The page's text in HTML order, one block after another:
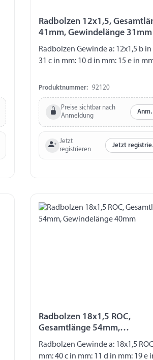
Radbolzen 12x1,5,
41mm, Gewindelänge 31mm
Radbolzen Gewinde a: 12x1,5 b
31 c in mm: 10 d in mm: 15 e in
Produktnummer: 92120
Preise sichtbar nach
Anmeldung
Jetzt
registrieren
Radbolzen 18x1,5 ROC,
Gesamtlänge 54mm,
Gewindelänge 40mm
Radbolzen Gewinde a: 18x1,5
mm: 40 c in mm: 11 d in mm: 19 e